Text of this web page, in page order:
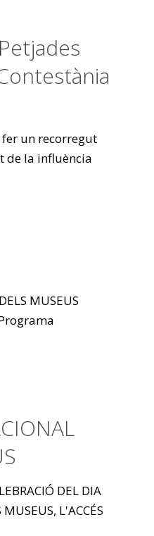
un recorregut
de la influència
MUSEUS
DEL DIA
L'ACCÉS